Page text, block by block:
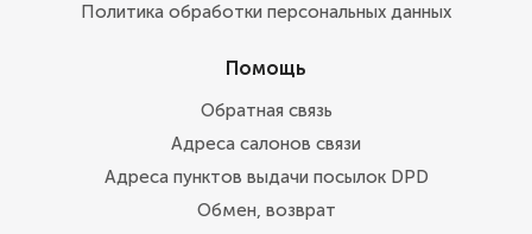
Политика обработки персональных данных
Помощь
Обратная связь
Адреса салонов связи
Адреса пунктов выдачи посылок DPD
Обмен, возврат